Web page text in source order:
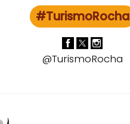
#TurismoRocha
@TurismoRocha